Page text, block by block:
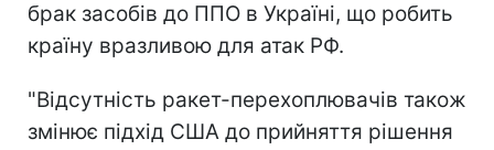
брак засобів до ППО в Україні, що робить
країну вразливою для атак РФ.
"Відсутність ракет-перехоплювачів також
змінює підхід США до прийняття рішення